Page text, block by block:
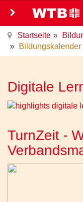
Startseite
Bildungskalender
Digitale
TurnZeit -